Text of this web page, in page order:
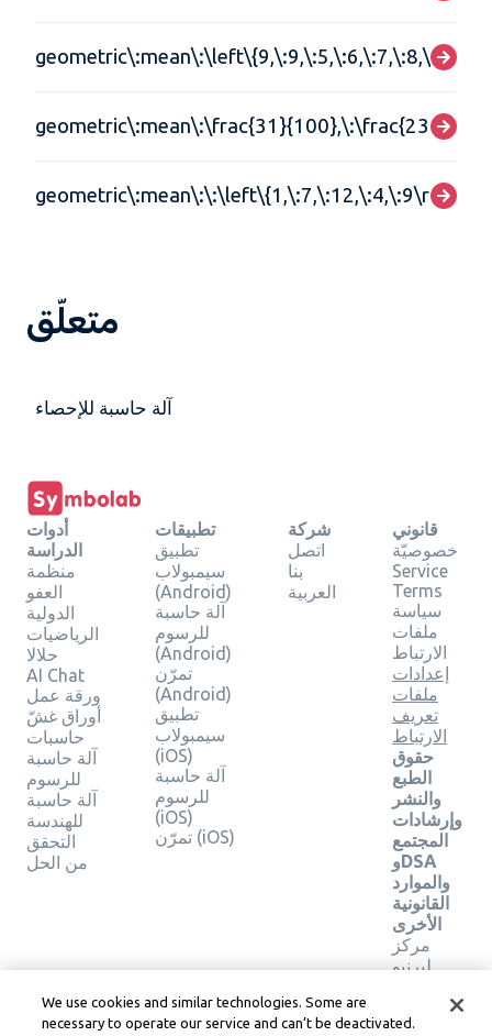
geometric\:mean\:\:\left\{1,\:7,\:12,\:4,\:9\right\}
متعلّق
آلة حاسبة للإحصاء
أدوات
الدراسة
منظمة
العفو
الدولية
الرياضيات
حلالا
AI Chat
ورقة عمل
أوراق غشّ
حاسبات
آلة حاسبة
للرسوم
آلة حاسبة
للهندسة
التحقق
من الحل
تطبيقات
تطبيق
سيمبولاب
(Android)
آلة حاسبة
للرسوم
(Android)
تمرّن
(Android)
تطبيق
سيمبولاب
(iOS)
آلة حاسبة
للرسوم
(iOS)
تمرّن (iOS)
شركة
اتصل
بنا
العربية
قانوني
خصوصيّة
Service
Terms
سياسة
ملفات
الارتباط
إعدادات
ملفات
تعريف
الارتباط
حقوق
الطبع
والنشر
وإرشادات
المجتمع
وDSA
والموارد
القانونية
الأخرى
مركز
ليرنيو
خدمة
We use cookies and similar technologies. Some are
necessary to operate our service and can’t be deactivated.